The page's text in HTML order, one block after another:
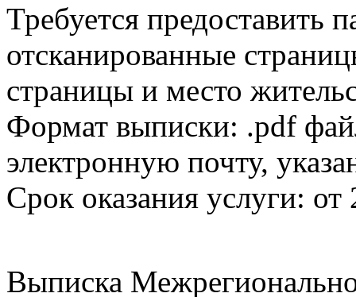
Требуется предоставить
отсканированные
страницы и место
Формат выписки: .pdf
электронную почту,
Срок оказания услуги: от
Выписка